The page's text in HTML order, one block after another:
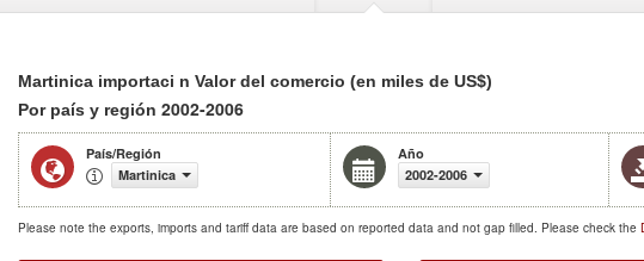
Martinica importaci n Valor del comercio (en miles de US$)
Por país y región 2002-2006
País/Región
Martinica
Año
2002-2006
Please note the exports, imports and tariff data are based on reported data and not gap filled. Please check the